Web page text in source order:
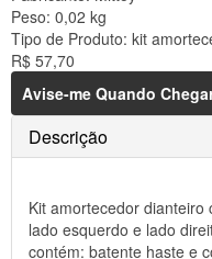
Peso: 0,02 kg
Tipo de Produto: kit
R$ 57,70
Avise-me Quando
Descrição
Kit amortecedor dianteiro
lado esquerdo e lado
contém: batente haste e